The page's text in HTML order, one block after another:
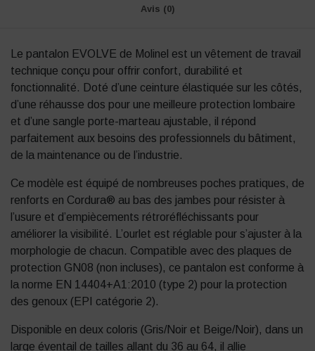
Avis (0)
Le pantalon EVOLVE de Molinel est un vêtement de travail
technique conçu pour offrir confort, durabilité et
fonctionnalité. Doté d’une ceinture élastiquée sur les côtés,
d’une réhausse dos pour une meilleure protection lombaire
et d’une sangle porte-marteau ajustable, il répond
parfaitement aux besoins des professionnels du bâtiment,
de la maintenance ou de l’industrie.
Ce modèle est équipé de nombreuses poches pratiques, de
renforts en Cordura® au bas des jambes pour résister à
l’usure et d’empiècements rétroréfléchissants pour
améliorer la visibilité. L’ourlet est réglable pour s’ajuster à la
morphologie de chacun. Compatible avec des plaques de
protection GN08 (non incluses), ce pantalon est conforme à
la norme EN 14404+A1:2010 (type 2) pour la protection
des genoux (EPI catégorie 2).
Disponible en deux coloris (Gris/Noir et Beige/Noir), dans un
large éventail de tailles allant du 36 au 64, il allie